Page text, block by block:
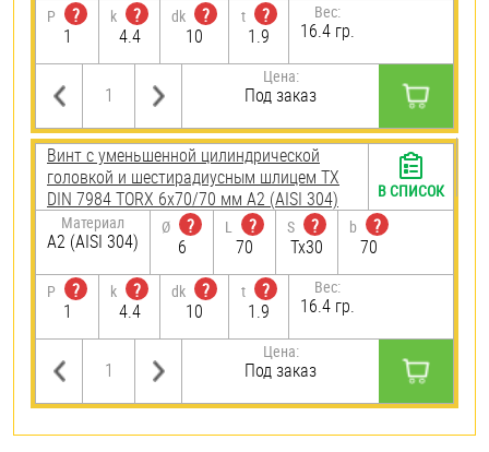
P
?
1
k
?
4.4
dk
?
10
t
?
1.9
Вес:
16.4 гр.
Цена:
Под заказ
Винт с уменьшенной цилиндрической
головкой и шестирадиусным шлицем TX
DIN 7984 TORX 6х70/70 мм А2 (AISI 304)
Материал
А2 (AISI 304)
Ø
?
6
L
?
70
S
?
Tx30
b
?
70
P
?
1
k
?
4.4
dk
?
10
t
?
1.9
Вес:
16.4 гр.
Цена:
Под заказ
В СПИСОК